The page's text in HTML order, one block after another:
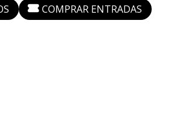
COMPRAR ENTRADAS